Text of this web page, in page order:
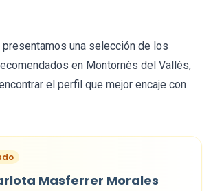
presentamos una selección de los
en Montornès del Vallès,
el perfil que mejor encaje con
Masferrer Morales